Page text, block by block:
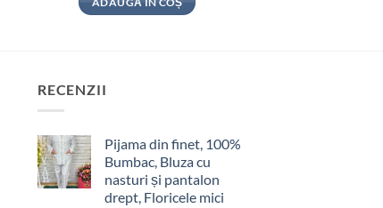
fost:
224 lei.
RECENZII
Pijama din finet, 100%
Bumbac, Bluza cu
nasturi și pantalon
drept, Floricele mici